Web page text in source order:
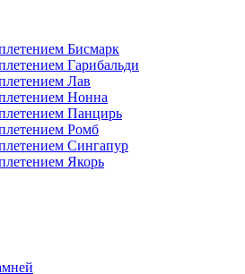
Бисмарк
Гарибальди
Лав
Нонна
Панцирь
Ромб
Сингапур
Якорь